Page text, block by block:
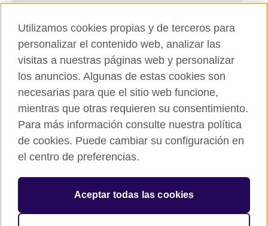
© 2026 British Council
All cultural activities in Mexico are carried out by British Council
Asociados A.C., a not-for-profit entity established to undertake
cultural activities, including the promotion and diffusion of British
culture in Mexico, the fostering of cultural relations and mutual
understanding, the promotion of the English language, and the
forms of cooperation between the United Kingdom and Mexico.
The United Kingdom’s international organisation for cultural
relations and educational opportunities.
Utilizamos cookies propias y de terceros para
personalizar el contenido web, analizar las
visitas a nuestras páginas web y personalizar
los anuncios. Algunas de estas cookies son
necesarias para que el sitio web funcione,
mientras que otras requieren su consentimiento.
Para más información consulte nuestra política
de cookies. Puede cambiar su configuración en
el centro de preferencias.
Aceptar todas las cookies